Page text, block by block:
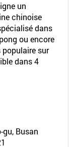
un
chinoise
dans
ou encore
sur
dans 4
gu, Busan